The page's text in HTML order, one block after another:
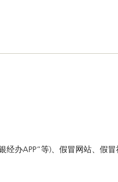
办APP”等)、假冒网站、假